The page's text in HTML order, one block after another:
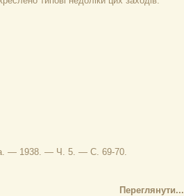
— 1938. — Ч. 5. — С. 69-70.
Переглянути...